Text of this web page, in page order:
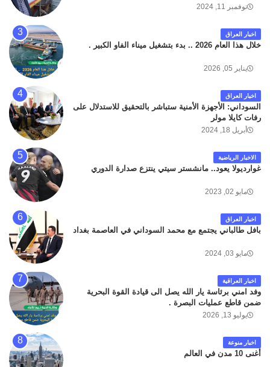
داخل مطار البصرة الدولي اليوم الاثنين على الطريق
كان سبب الحادث يعود لتصادم عجلته مع عجلة نوع كيا بنكو
تابعة لشركة الهلال الماسكة لإعمار مطار البصرة الدولي .
سائلين الله عز وجل ان يتغمد الفقيد بواسع رحمته ، و انا
نوفمبر 11, 2024
اخبار العراق
خلال هذا العام 2026 .. بدء بتشغيل ميناء الفاو الكبير .
يناير 05, 2026
اخبار العراق
السوداني: الأجهزة الأمنية ستباشر بالتحقيق للاستدلال على
رفات كايلا مولر
أبريل 18, 2024
الاخبار الرياضية
غوارديولا يعود.. مانشستر سيتي ينتزع صدارة الدوري
مايو 02, 2023
اخبار العراق
بافل طالباني يجتمع مع محمد السوداني في العاصمة بغداد
مايو 03, 2024
اخبار العراقية
وفد امني برئاسة يار الله يصل الى قيادة القوة البحرية
ضمن قاطع عمليات البصرة .
يوليو 13, 2026
اخبار منوعة
أغنى 10 مدن في العالم